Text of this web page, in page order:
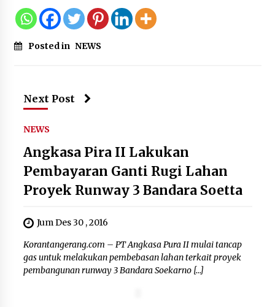
Pelantikan dan Sertijab Pejabat
Tinggi Kemhan
8 Agustus 2026
Posted in NEWS
Next Post
NEWS
Angkasa Pira II Lakukan
Pembayaran Ganti Rugi Lahan
Proyek Runway 3 Bandara Soetta
Jum Des 30 , 2016
Korantangerang.com – PT Angkasa Pura II mulai tancap
gas untuk melakukan pembebasan lahan terkait proyek
pembangunan runway 3 Bandara Soekarno […]